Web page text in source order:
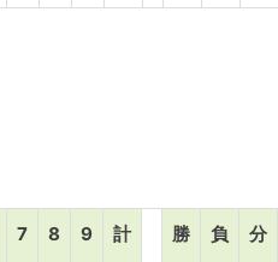
7 8 9 計 勝 負 分